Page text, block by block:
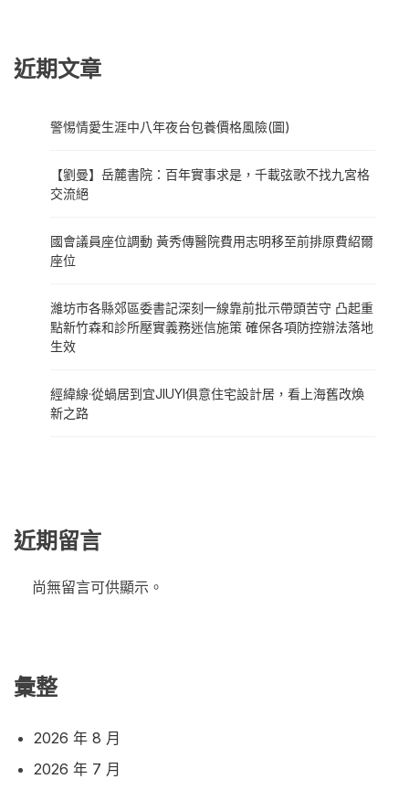
近期文章
警惕情愛生涯中八年夜台包養價格風險(圖)
【劉曼】岳麓書院：百年實事求是，千載弦歌不找九宮格
交流絕
國會議員座位調動 黃秀傳醫院費用志明移至前排原費紹爾
座位
濰坊市各縣郊區委書記深刻一線靠前批示帶頭苦守 凸起重
點新竹森和診所壓實義務迷信施策 確保各項防控辦法落地
生效
經緯線·從蝸居到宜JIUYI俱意住宅設計居，看上海舊改煥
新之路
近期留言
尚無留言可供顯示。
彙整
2026 年 8 月
2026 年 7 月